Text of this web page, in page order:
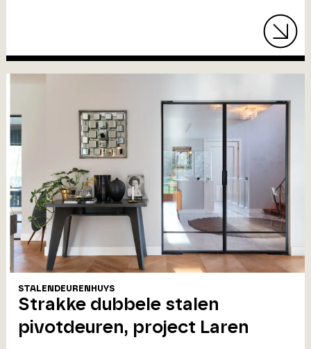
STALENDEURENHUYS
Strakke dubbele stalen
pivotdeuren, project Laren